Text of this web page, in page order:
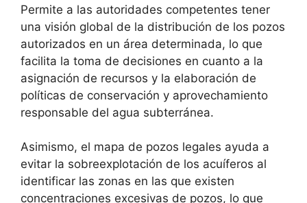
Permite a las autoridades competentes tener
una visión global de la distribución de los pozos
autorizados en un área determinada, lo que
facilita la toma de decisiones en cuanto a la
asignación de recursos y la elaboración de
políticas de conservación y aprovechamiento
responsable del agua subterránea.
Asimismo, el mapa de pozos legales ayuda a
evitar la sobreexplotación de los acuíferos al
identificar las zonas en las que existen
concentraciones excesivas de pozos, lo que